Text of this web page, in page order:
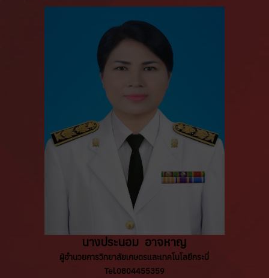
นางประนอม อาจหาญ
ผู้อำนวยการวิทยาลัยเกษตรและเทคโนโลยีกระบี่
Tel.0804455359